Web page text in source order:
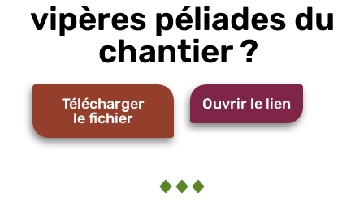
vipères péliades du
chantier ?
Ouvrir le lien
Télécharger
le fichier